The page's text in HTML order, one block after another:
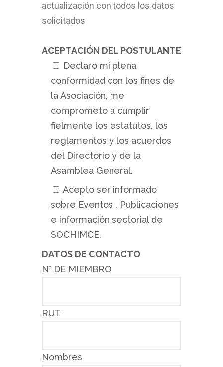
actualización con todos los datos
solicitados
ACEPTACIÓN DEL POSTULANTE
Declaro mi plena
conformidad con los fines de
la Asociación, me
comprometo a cumplir
fielmente los estatutos, los
reglamentos y los acuerdos
del Directorio y de la
Asamblea General.
Acepto ser informado
sobre Eventos , Publicaciones
e información sectorial de
SOCHIMCE.
DATOS DE CONTACTO
N° DE MIEMBRO
RUT
Nombres